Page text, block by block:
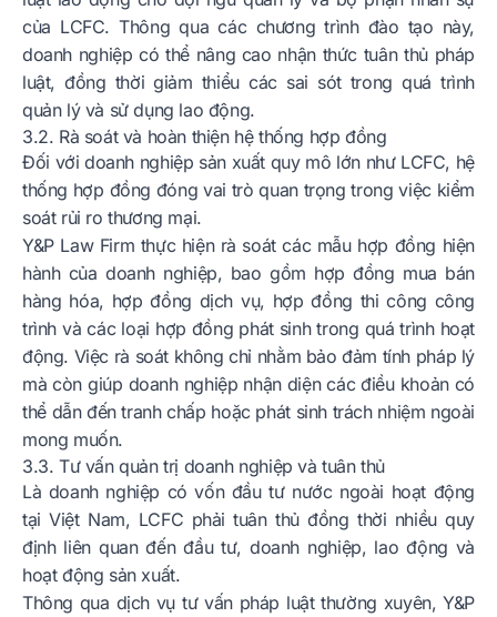
của LCFC. Thông qua các chương trình đào tạo này,
doanh nghiệp có thể nâng cao nhận thức tuân thủ pháp
luật, đồng thời giảm thiểu các sai sót trong quá trình
quản lý và sử dụng lao động.
3.2. Rà soát và hoàn thiện hệ thống hợp đồng
Đối với doanh nghiệp sản xuất quy mô lớn như LCFC, hệ
thống hợp đồng đóng vai trò quan trọng trong việc kiểm
soát rủi ro thương mại.
Y&P Law Firm thực hiện rà soát các mẫu hợp đồng hiện
hành của doanh nghiệp, bao gồm hợp đồng mua bán
hàng hóa, hợp đồng dịch vụ, hợp đồng thi công công
trình và các loại hợp đồng phát sinh trong quá trình hoạt
động. Việc rà soát không chỉ nhằm bảo đảm tính pháp lý
mà còn giúp doanh nghiệp nhận diện các điều khoản có
thể dẫn đến tranh chấp hoặc phát sinh trách nhiệm ngoài
mong muốn.
3.3. Tư vấn quản trị doanh nghiệp và tuân thủ
Là doanh nghiệp có vốn đầu tư nước ngoài hoạt động
tại Việt Nam, LCFC phải tuân thủ đồng thời nhiều quy
định liên quan đến đầu tư, doanh nghiệp, lao động và
hoạt động sản xuất.
Thông qua dịch vụ tư vấn pháp luật thường xuyên, Y&P